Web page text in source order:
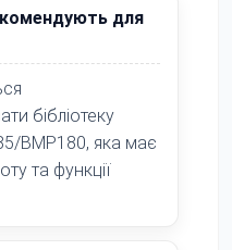
для
бібліотеку
BMP180, яка має
та функції